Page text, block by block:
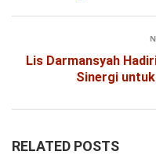
Lis Darmansyah
Sinergi
RELATED POSTS